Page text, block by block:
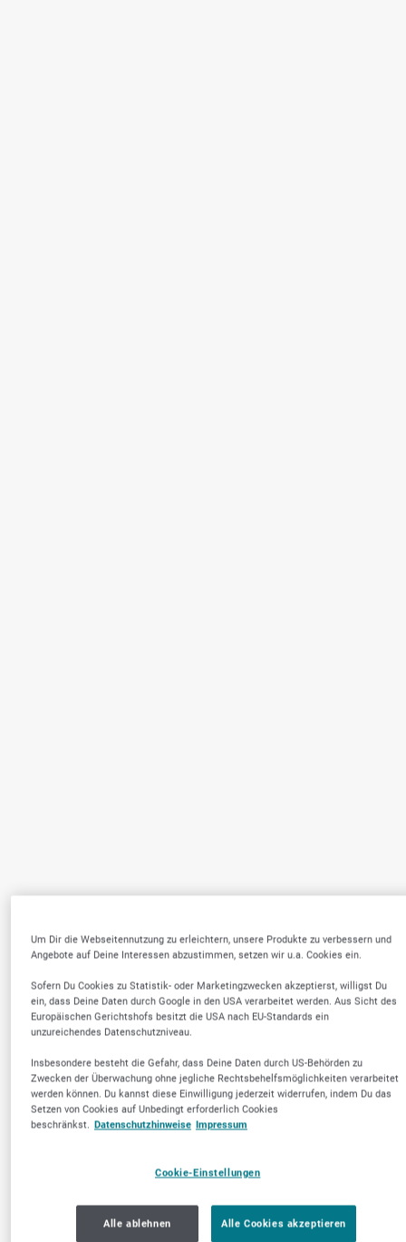
Um Dir die Webseitennutzung zu erleichtern, unsere Produkte zu verbessern und
Angebote auf Deine Interessen abzustimmen, setzen wir u.a. Cookies ein.
Sofern Du Cookies zu Statistik- oder Marketingzwecken akzeptierst, willigst Du
ein, dass Deine Daten durch Google in den USA verarbeitet werden. Aus Sicht des
Europäischen Gerichtshofs besitzt die USA nach EU-Standards ein
unzureichendes Datenschutzniveau.
Insbesondere besteht die Gefahr, dass Deine Daten durch US-Behörden zu
Zwecken der Überwachung ohne jegliche Rechtsbehelfsmöglichkeiten verarbeitet
werden können. Du kannst diese Einwilligung jederzeit widerrufen, indem Du das
Setzen von Cookies auf Unbedingt erforderlich Cookies
beschränkst. Datenschutzhinweise Impressum
Cookie-Einstellungen
Alle ablehnen Alle Cookies akzeptieren